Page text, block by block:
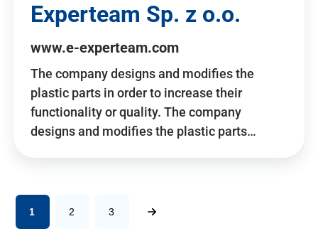
Experteam Sp. z o.o.
www.e-experteam.com
The company designs and modifies the
plastic parts in order to increase their
functionality or quality. The company
designs and modifies the plastic parts…
1 2 3